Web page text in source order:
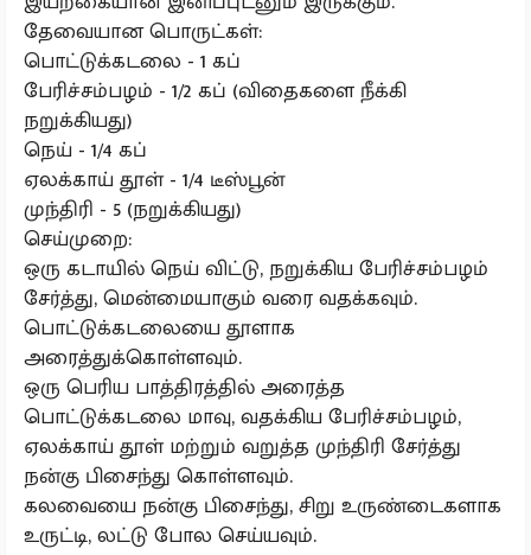
தேவையான பொருட்கள்:
பொட்டுக்கடலை - 1 கப்
பேரிச்சம்பழம் - 1/2 கப் (விதைகளை நீக்கி
நறுக்கியது)
நெய் - 1/4 கப்
ஏலக்காய் தூள் - 1/4 டீஸ்பூன்
முந்திரி - 5 (நறுக்கியது)
செய்முறை:
ஒரு கடாயில் நெய் விட்டு, நறுக்கிய பேரிச்சம்பழம்
சேர்த்து, மென்மையாகும் வரை வதக்கவும்.
பொட்டுக்கடலையை தூளாக
அரைத்துக்கொள்ளவும்.
ஒரு பெரிய பாத்திரத்தில் அரைத்த
பொட்டுக்கடலை மாவு, வதக்கிய பேரிச்சம்பழம்,
ஏலக்காய் தூள் மற்றும் வறுத்த முந்திரி சேர்த்து
நன்கு பிசைந்து கொள்ளவும்.
கலவையை நன்கு பிசைந்து, சிறு உருண்டைகளாக
உருட்டி, லட்டு போல செய்யவும்.